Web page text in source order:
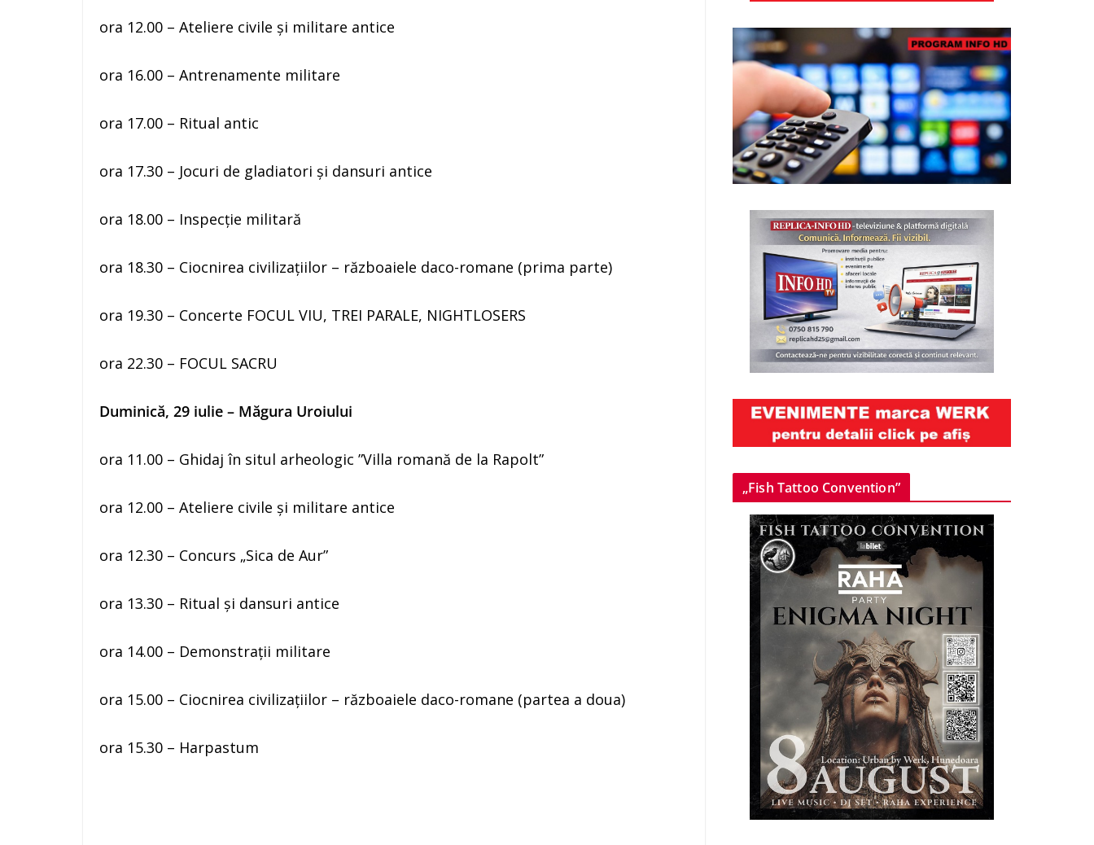
ora 12.00 – Ateliere civile şi militare antice
ora 16.00 – Antrenamente militare
ora 17.00 – Ritual antic
ora 17.30 – Jocuri de gladiatori și dansuri antice
ora 18.00 – Inspecție militară
ora 18.30 – Ciocnirea civilizaţiilor – războaiele daco-romane (prima parte)
ora 19.30 – Concerte FOCUL VIU, TREI PARALE, NIGHTLOSERS
ora 22.30 – FOCUL SACRU
Duminică, 29 iulie – Măgura Uroiului
ora 11.00 – Ghidaj în situl arheologic ”Villa romană de la Rapolt”
ora 12.00 – Ateliere civile şi militare antice
ora 12.30 – Concurs „Sica de Aur”
ora 13.30 – Ritual și dansuri antice
ora 14.00 – Demonstrații militare
ora 15.00 – Ciocnirea civilizaţiilor – războaiele daco-romane (partea a doua)
ora 15.30 – Harpastum
„Fish Tattoo Convention”